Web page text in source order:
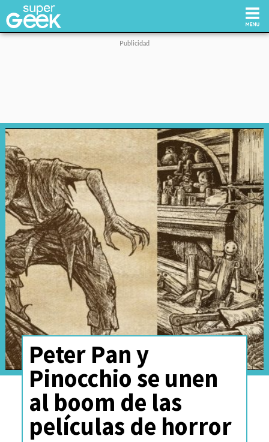
Tecnología
Videojuegos
Reviews
Cultura Pop
Streaming
Síguenos:
Peter Pan y
Pinocchio se unen
al boom de las
películas de horror